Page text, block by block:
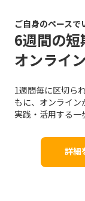
多くのビジネ
ことで、業務
す。経験に基
法を柔軟に取
は、単なる
報伝達の不
現象です。
す。まず、会
具体的な言
められます
も多い一方で
す。論理だけ
が不足してい
結果的に意思
力」の現場
を取るための訓練が不
にも注意が
手段です。
テクニック
が伝わらず、
や宣伝方法と
ています。こ
ては、伝統的
とで、競争優位
ける成功事例と失敗事例 現実
たります。
化、そして
ば、コカ・
基づく戦略
しました。
リア上の成長
がります。そ
留まらず、社
な問題と言
いるという
待ってから
延ばしにさ
果として問題
理的要因へ
改善」は達
ご自身のペース
6週間の短
オンライ
1週間毎に区切ら
もに、オンライン
実践・活用する一
詳細